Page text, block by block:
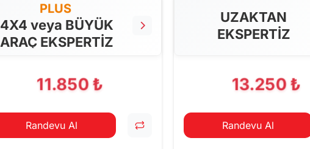
ALT KONTROLLER
AİRBAGLERİN CİHAZ İLE
PLUS
4X4 veya BÜYÜK
ARAÇ EKSPERTİZ
11.850 ₺
Randevu Al
UZAKTAN
EKSPERTİZ
13.250 ₺
Randevu Al